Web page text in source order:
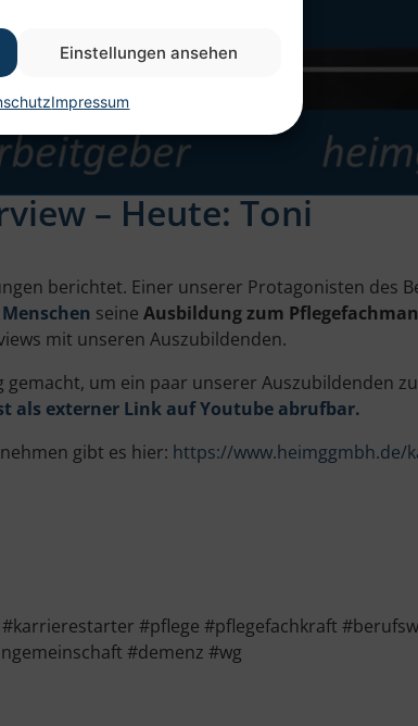
Einstellungen ansehen
Impressum
– Heute: Toni
berichtet. Einer unserer Protagonisten des
seine Ausbildung zum
mit unseren Auszubildenden.
um ein paar unserer Auszubildenden
als externer Link auf Youtube abrufbar.
gibt es hier: https://
#pflege #pflegefachkraft
#demenz #wg